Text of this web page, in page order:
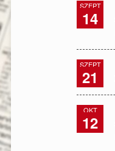
SZEPT
14
SZEPT
21
OKT
12